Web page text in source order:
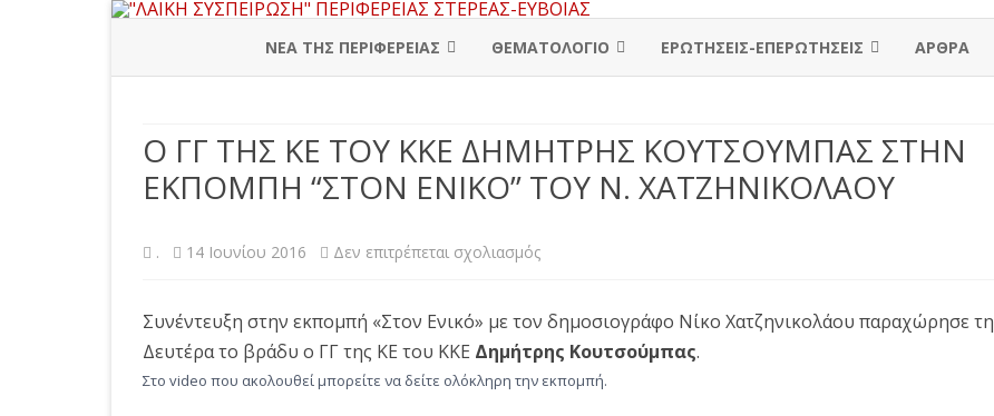
to
ΝΕΑ ΤΗΣ ΠΕΡΙΦΕΡΕΙΑΣ
ΒΟΙΩΤΙΑ Δ. ΛΙΒΑΔΕΙΑΣ
Δ. ΟΡΧΟΜΕΝΟΥ
Δ. ΘΗΒΑΣ
ΕΥΒΟΙΑ Δ. ΧΑΛΚΙΔΑΣ
Δ. ΙΣΤΙΑΙΑΣ-ΑΙΔΗΨΟΥ
Δ. ΑΜΦΙΚΛΕΙΑΣ-ΕΛΑΤΕΙΑΣ
ΦΩΚΙΔΑ Δ. ΔΕΛΦΩΝ
ΘΕΜΑΤΟΛΟΓΙΟ
ΕΡΓΑΖΟΜΕΝΟΙ
ΣΥΝΤΑΞΙΟΥΧΟΙ
ΟΙΚΟΝΟΜΙΑ
ΕΡΩΤΗΣΕΙΣ-ΕΠΕΡΩΤΗΣΕΙΣ
ΕΛΛΗΝΙΚΗ ΒΟΥΛΗ
ΕΥΡΩΒΟΥΛΗ
ΑΡΘΡΑ
Ο ΓΓ ΤΗΣ ΚΕ ΤΟΥ ΚΚΕ ΔΗΜΗΤΡΗΣ ΚΟΥΤΣΟΥΜΠΑΣ ΣΤΗΝ
ΕΚΠΟΜΠΗ “ΣΤΟΝ ΕΝΙΚΟ” ΤΟΥ Ν. ΧΑΤΖΗΝΙΚΟΛΑΟΥ
. 14 Ιουνίου 2016 Δεν επιτρέπεται σχολιασμόςστο
ΓΓ
ΤΗΣ
Συνέντευξη στην εκπομπή «Στον Ενικό» με τον δημοσιογράφο Νίκο Χατζηνικολάου παραχώρησε τη
Δευτέρα το βράδυ ο ΓΓ της ΚΕ του ΚΚΕ Δημήτρης Κουτσούμπας.
Στο video που ακολουθεί μπορείτε να δείτε ολόκληρη την εκπομπή.